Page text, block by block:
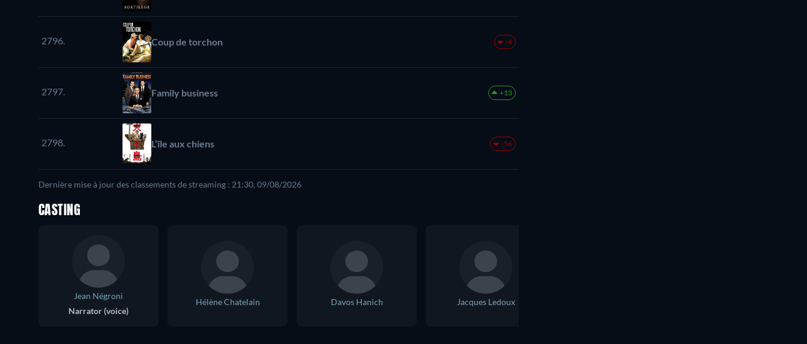
2796. Coup de torchon -4
2797. Family business +13
2798. L’île aux chiens -56
Dernière mise à jour des classements de streaming : 21:30, 09/08/2026
CASTING
Jean Négroni
Narrator (voice)
Hélène Chatelain Davos Hanich Jacques Ledoux